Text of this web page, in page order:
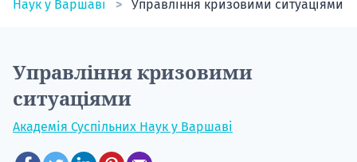
Наук у Варшаві
Управління кризовими ситуаціями
Управління кризовими
ситуаціями
Академія Суспільних Наук у Варшаві